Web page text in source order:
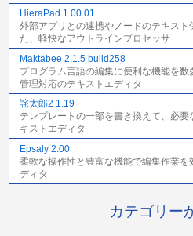
HieraPad 1.00.01
外部アプリとの連携やノードのテキス
た、軽快なアウトラインプロセッサ
Maktabee 2.1.5 build258
プログラム言語の編集に便利な機能を数
管理対応のテキストエディタ
詫太郎2 1.19
テンプレートの一部を書き換えて、必
キストエディタ
Epsaly 2.00
柔軟な操作性と豊富な機能で編集作業を
ディタ
カテゴリー